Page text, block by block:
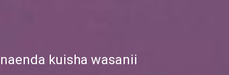
kuisha wasanii